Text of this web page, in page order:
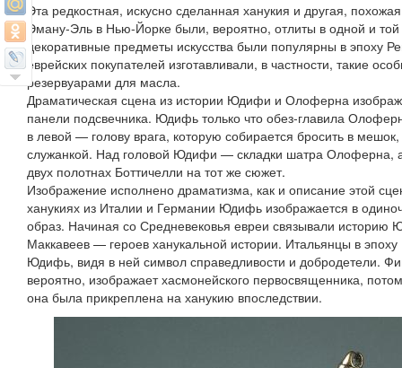
Эта редкостная, искусно сделанная ханукия и другая,
Эману‑Эль в Нью‑Йорке были, вероятно, отлиты в одной и
декоративные предметы искусства были популярны в эпоху
еврейских покупателей изготавливали, в частности, такие
резервуарами для масла.
Драматическая сцена из истории Юдифи и Олоферна
панели подсвечника. Юдифь только что обез‑главила
в левой — голову врага, которую собирается бросить в
служанкой. Над головой Юдифи — складки шатра Олоферна,
двух полотнах Боттичелли на тот же сюжет.
Изображение исполнено драматизма, как и описание этой
ханукиях из Италии и Германии Юдифь изображается в
образ. Начиная со Средневековья евреи связывали историю
Маккавеев — героев ханукальной истории. Итальянцы в
Юдифь, видя в ней символ справедливости и добродетели.
вероятно, изображает хасмонейского первосвященника,
она была прикреплена на ханукию впоследствии.